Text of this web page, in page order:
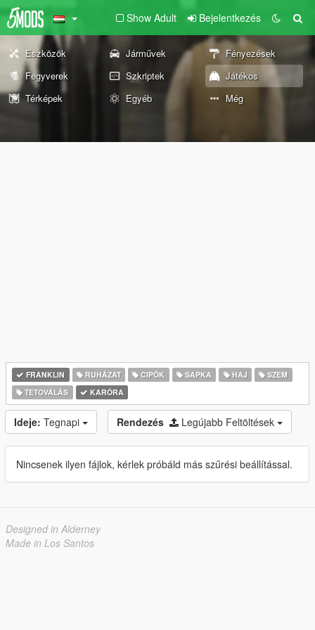
Show Adult Bejelentkezés
Eszközök Járművek
Fényezések
Fegyverek
Szkriptek
Játékos
Térképek
Egyéb Még
FRANKLIN RUHÁZAT CIPŐK SAPKA HAJ
SZEM
TETOVÁLÁS
KARÓRA
Ideje: Tegnapi Rendezés Legújabb Feltöltések
Nincsenek ilyen fájlok, kérlek próbáld más szűrési beállítással.
Designed in Alderney
Made in Los Santos